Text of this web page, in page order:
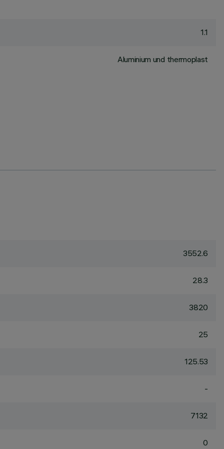
1.1
Aluminium und thermoplast
3552.6
28.3
3820
25
125.53
-
7132
0